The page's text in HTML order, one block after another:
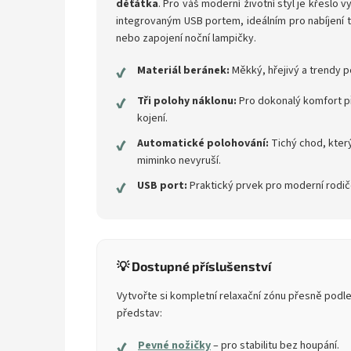
děťátka. Pro váš moderní životní styl je křeslo
integrovaným USB portem, ideálním pro nabíjení
nebo zapojení noční lampičky.
✔ Materiál beránek: Měkký, hřejivý a trendy
✔ Tři polohy náklonu: Pro dokonalý komfort
kojení.
✔ Automatické polohování: Tichý chod,
miminko nevyruší.
✔ USB port: Praktický prvek pro moderní
💡 Dostupné příslušenství
Vytvořte si kompletní relaxační zónu přesně
představ:
Pevné nožičky– pro stabilitu bez houpání.